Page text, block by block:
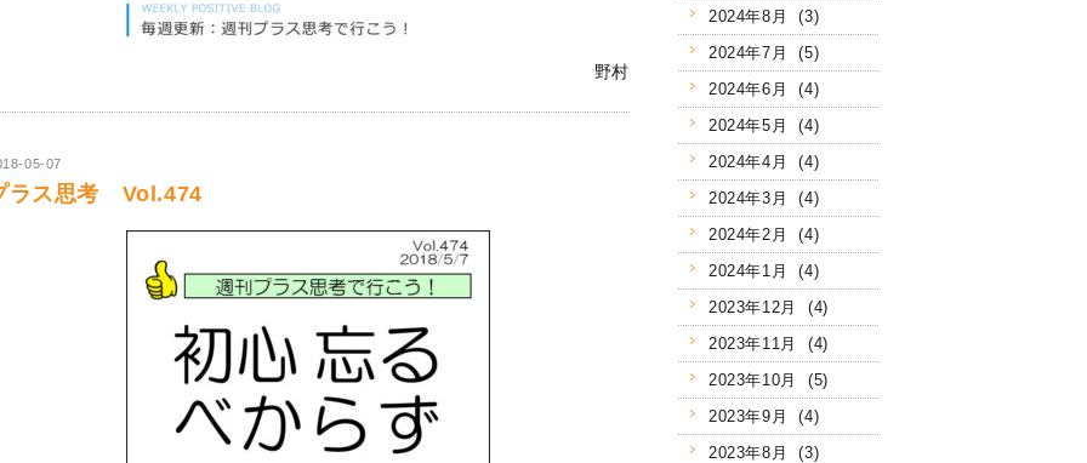
野村
05-07
ラス思考 Vol.474
2024年8月 (3)
2024年7月 (5)
2024年6月 (4)
2024年5月 (4)
2024年4月 (4)
2024年3月 (4)
2024年2月 (4)
2024年1月 (4)
2023年12月 (4)
2023年11月 (4)
2023年10月 (5)
2023年9月 (4)
2023年8月 (3)